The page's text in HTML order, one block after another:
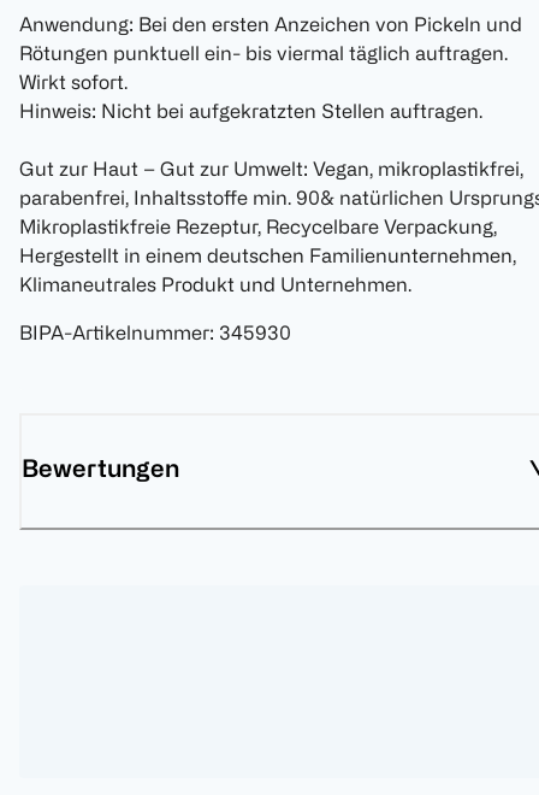
Anwendung: Bei den ersten Anzeichen von Pickeln und
Rötungen punktuell ein- bis viermal täglich auftragen.
Wirkt sofort.
Hinweis: Nicht bei aufgekratzten Stellen auftragen.
Gut zur Haut – Gut zur Umwelt: Vegan, mikroplastikfrei,
parabenfrei, Inhaltsstoffe min. 90& natürlichen
Mikroplastikfreie Rezeptur, Recycelbare Verpackung,
Hergestellt in einem deutschen Familienunternehmen,
Klimaneutrales Produkt und Unternehmen.
BIPA-Artikelnummer: 345930
Bewertungen